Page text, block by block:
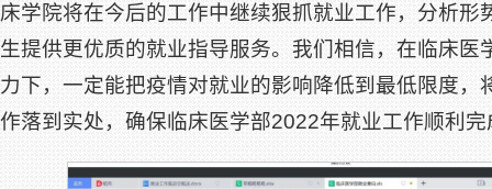
床学院将在今后的工作中继续狠抓就业工作，分析形
生提供更优质的就业指导服务。我们相信，在临床医
力下，一定能把疫情对就业的影响降低到最低限度，
作落到实处，确保临床医学部2022年就业工作顺利完